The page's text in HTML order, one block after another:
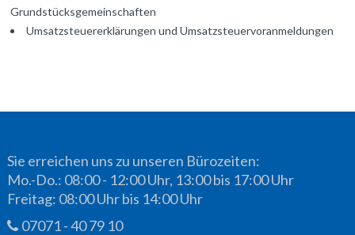
Grundstücksgemeinschaften
Umsatzsteuererklärungen und Umsatzsteuervoranmeldungen
Sie erreichen uns zu unseren Bürozeiten:
Mo.-Do.: 08:00 - 12:00 Uhr, 13:00 bis 17:00 Uhr
Freitag: 08:00 Uhr bis 14:00 Uhr
07071 - 40 79 10